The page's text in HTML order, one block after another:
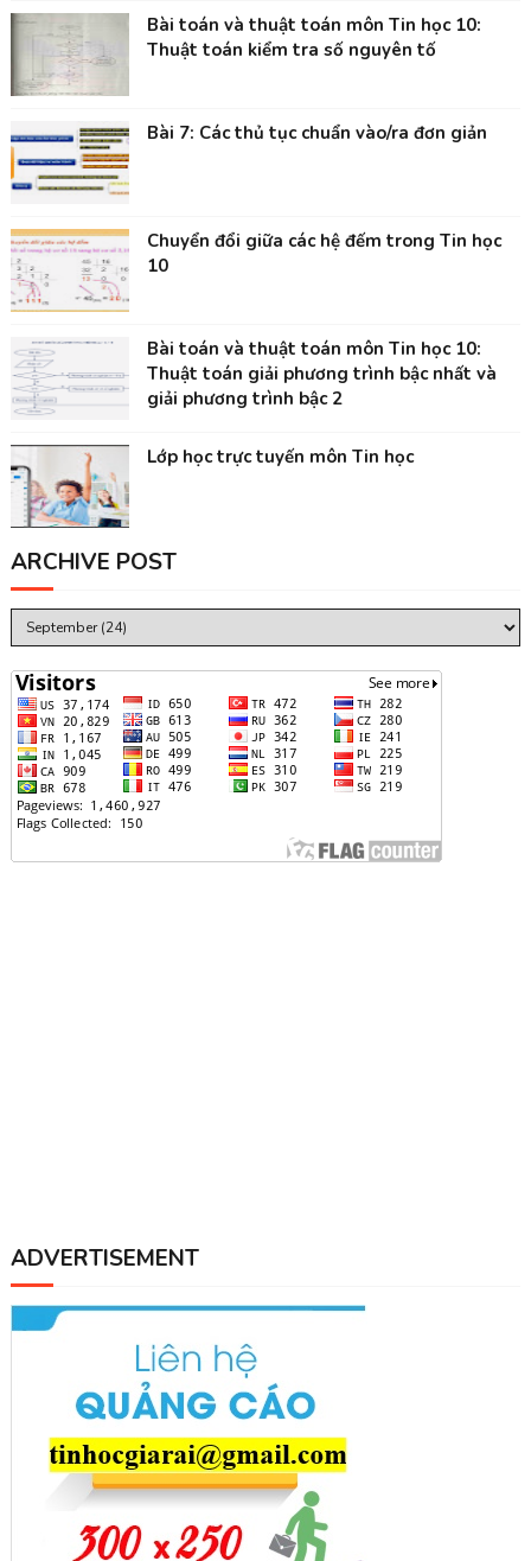
Bài toán và thuật toán môn Tin học 10:
Thuật toán kiểm tra số nguyên tố
Bài 7: Các thủ tục chuẩn vào/ra đơn giản
Chuyển đổi giữa các hệ đếm trong Tin học
10
Bài toán và thuật toán môn Tin học 10:
Thuật toán giải phương trình bậc nhất và
giải phương trình bậc 2
Lớp học trực tuyến môn Tin học
ARCHIVE POST
ADVERTISEMENT